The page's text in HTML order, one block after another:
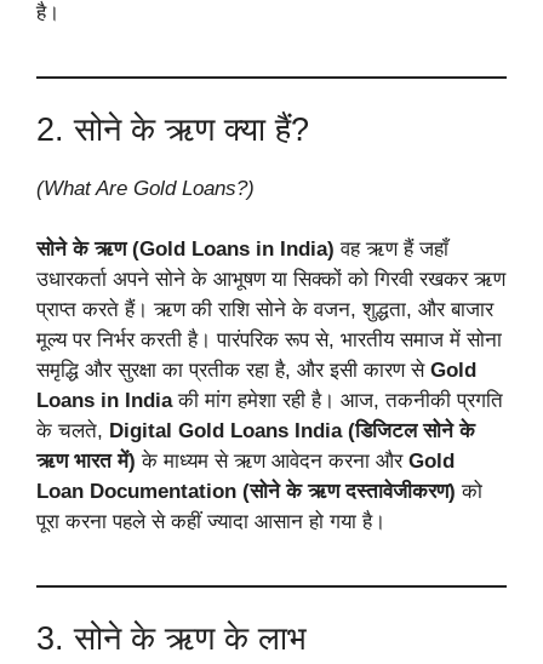
है।
2. सोने के ऋण क्या हैं?
(What Are Gold Loans?)
सोने के ऋण (Gold Loans in India) वह ऋण हैं जहाँ
उधारकर्ता अपने सोने के आभूषण या सिक्कों को गिरवी रखकर ऋण
प्राप्त करते हैं। ऋण की राशि सोने के वजन, शुद्धता, और बाजार
मूल्य पर निर्भर करती है। पारंपरिक रूप से, भारतीय समाज में सोना
समृद्धि और सुरक्षा का प्रतीक रहा है, और इसी कारण से Gold
Loans in Indiaकी मांग हमेशा रही है। आज, तकनीकी प्रगति
के चलते, Digital Gold Loans India (डिजिटल सोने के
ऋण भारत में) के माध्यम से ऋण आवेदन करना और Gold
Loan Documentation (सोने के ऋण दस्तावेजीकरण) को
पूरा करना पहले से कहीं ज्यादा आसान हो गया है।
3. सोने के ऋण के लाभ